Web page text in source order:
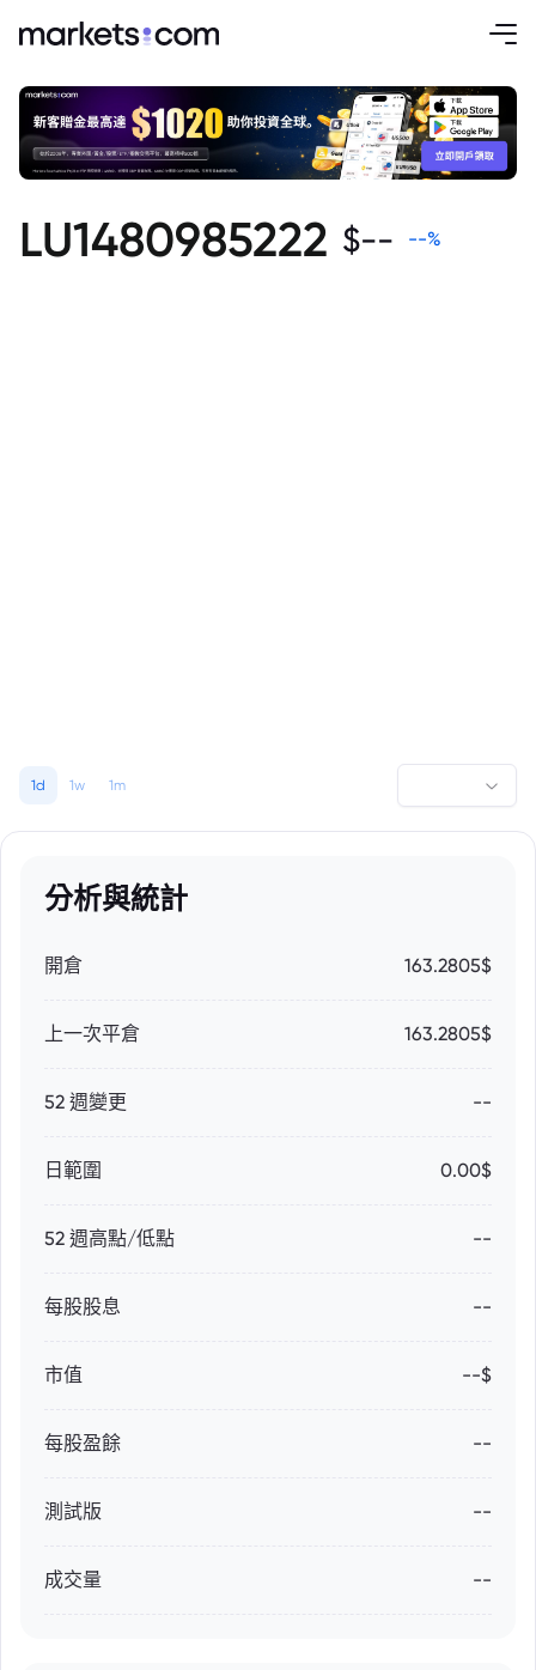
LU1480985222 $-- --%
1d 1w 1m
分析與統計
開倉 163.2805$
上一次平倉 163.2805$
52 週變更 --
日範圍 0.00$
52 週高點/低點 --
每股股息 --
市值 --$
每股盈餘 --
測試版 --
成交量 --